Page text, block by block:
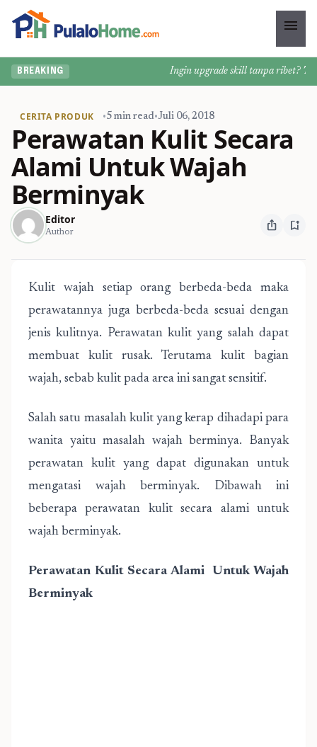
menu
BREAKING Ingin upgrade skill tanpa ribet?
CERITA PRODUK •5 min read•Juli 06, 2018
Perawatan Kulit Secara
Alami Untuk Wajah
Berminyak
Editor
Author ios_share bookmark_add
Kulit wajah setiap orang berbeda-beda maka
perawatannya juga berbeda-beda sesuai dengan
jenis kulitnya. Perawatan kulit yang salah dapat
membuat kulit rusak. Terutama kulit bagian
wajah, sebab kulit pada area ini sangat sensitif.
Salah satu masalah kulit yang kerap dihadapi para
wanita yaitu masalah wajah berminya. Banyak
perawatan kulit yang dapat digunakan untuk
mengatasi wajah berminyak. Dibawah ini
beberapa perawatan kulit secara alami untuk
wajah berminyak.
Perawatan Kulit Secara Alami Untuk Wajah
Berminyak